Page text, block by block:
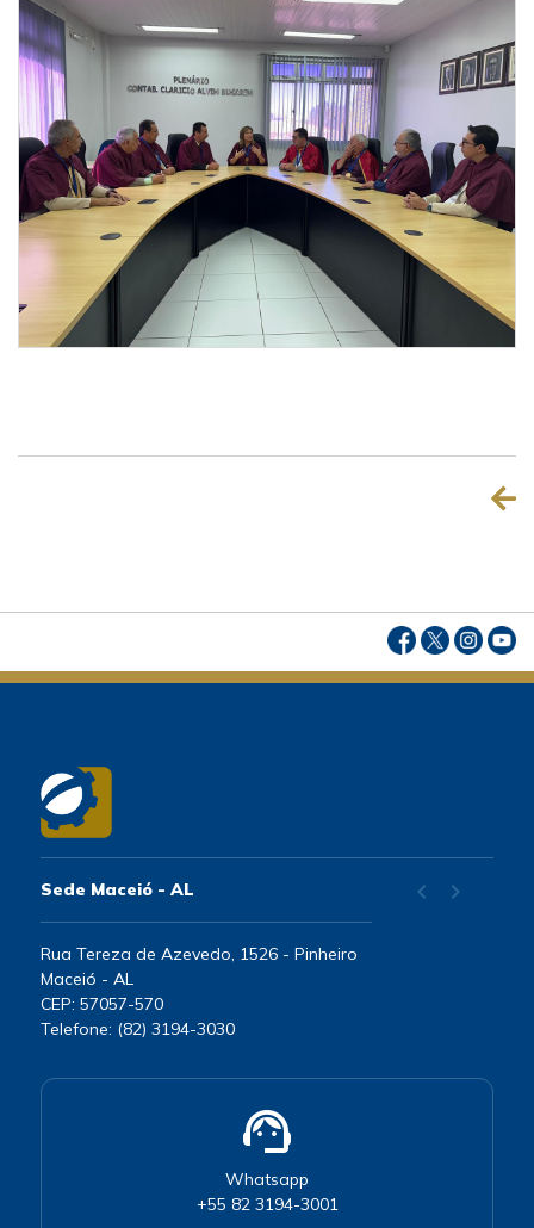
Sede Maceió - AL chevron_left chevron_right
Rua Tereza de Azevedo, 1526 - Pinheiro
Maceió - AL
CEP: 57057-570
Telefone: (82) 3194-3030
support_agent
Whatsapp
+55 82 3194-3001